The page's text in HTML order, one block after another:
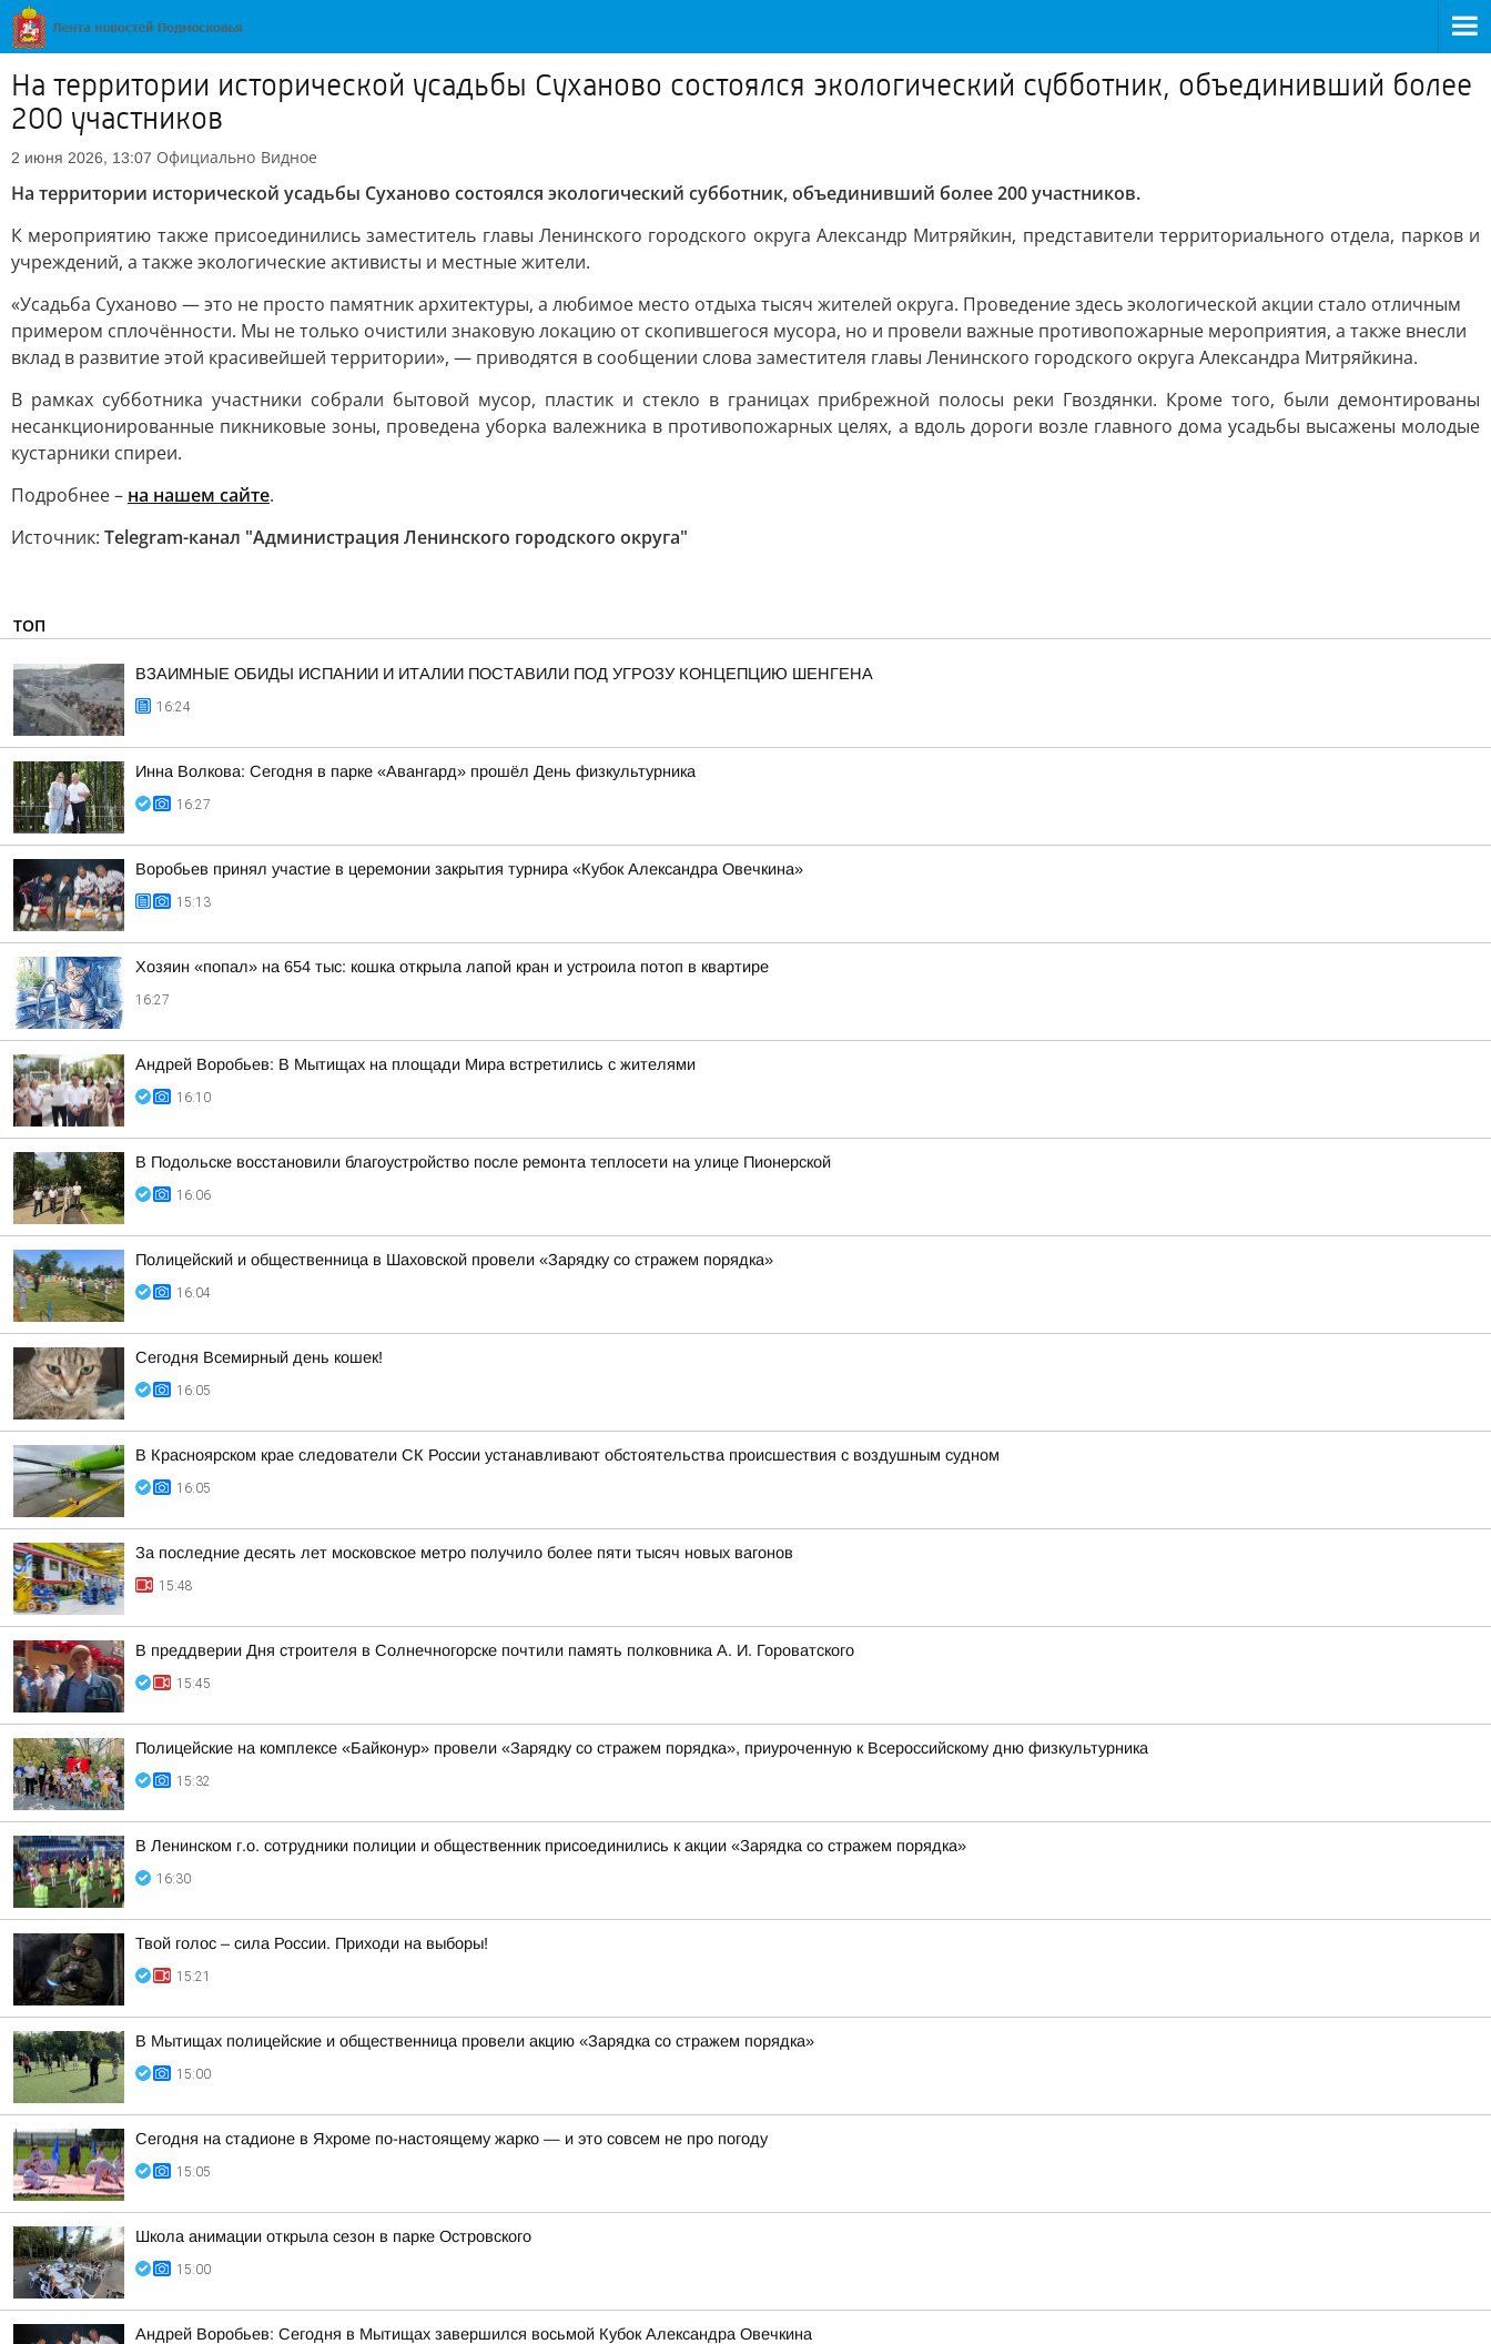
На территории исторической усадьбы Суханово состоялся экологический субботник, объединивший более
200 участников
2 июня 2026, 13:07 Официально Видное
На территории исторической усадьбы Суханово состоялся экологический субботник, объединивший более 200 участников.
К мероприятию также присоединились заместитель главы Ленинского городского округа Александр Митряйкин, представители территориального отдела, парков и
учреждений, а также экологические активисты и местные жители.
«Усадьба Суханово — это не просто памятник архитектуры, а любимое место отдыха тысяч жителей округа. Проведение здесь экологической акции стало отличным
примером сплочённости. Мы не только очистили знаковую локацию от скопившегося мусора, но и провели важные противопожарные мероприятия, а также внесли
вклад в развитие этой красивейшей территории», — приводятся в сообщении слова заместителя главы Ленинского городского округа Александра Митряйкина.
В рамках субботника участники собрали бытовой мусор, пластик и стекло в границах прибрежной полосы реки Гвоздянки. Кроме того, были демонтированы
несанкционированные пикниковые зоны, проведена уборка валежника в противопожарных целях, а вдоль дороги возле главного дома усадьбы высажены молодые
кустарники спиреи.
Подробнее – на нашем сайте.
Источник: Telegram-канал "Администрация Ленинского городского округа"
ТОП
ВЗАИМНЫЕ ОБИДЫ ИСПАНИИ И ИТАЛИИ ПОСТАВИЛИ ПОД УГРОЗУ КОНЦЕПЦИЮ ШЕНГЕНА
16:24
Инна Волкова: Сегодня в парке «Авангард» прошёл День физкультурника
16:27
Воробьев принял участие в церемонии закрытия турнира «Кубок Александра Овечкина»
15:13
Хозяин «попал» на 654 тыс: кошка открыла лапой кран и устроила потоп в квартире
16:27
Андрей Воробьев: В Мытищах на площади Мира встретились с жителями
16:10
В Подольске восстановили благоустройство после ремонта теплосети на улице Пионерской
16:06
Полицейский и общественница в Шаховской провели «Зарядку со стражем порядка»
16:04
Сегодня Всемирный день кошек!
16:05
В Красноярском крае следователи СК России устанавливают обстоятельства происшествия с воздушным судном
16:05
За последние десять лет московское метро получило более пяти тысяч новых вагонов
15:48
В преддверии Дня строителя в Солнечногорске почтили память полковника А. И. Гороватского
15:45
Полицейские на комплексе «Байконур» провели «Зарядку со стражем порядка», приуроченную к Всероссийскому дню физкультурника
15:32
В Ленинском г.о. сотрудники полиции и общественник присоединились к акции «Зарядка со стражем порядка»
16:30
Твой голос – сила России. Приходи на выборы!
15:21
В Мытищах полицейские и общественница провели акцию «Зарядка со стражем порядка»
15:00
Сегодня на стадионе в Яхроме по-настоящему жарко — и это совсем не про погоду
15:05
Школа анимации открыла сезон в парке Островского
15:00
Андрей Воробьев: Сегодня в Мытищах завершился восьмой Кубок Александра Овечкина